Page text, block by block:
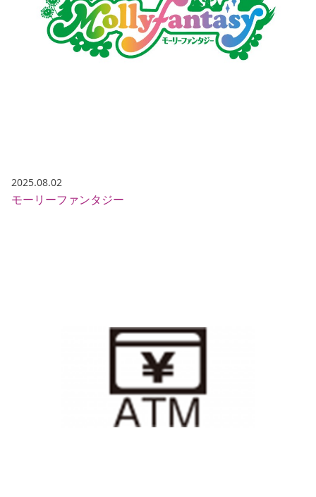
2025.08.02
モーリーファンタジー